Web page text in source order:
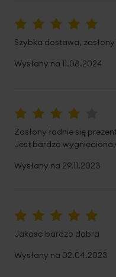
Szybka dostawa,
Wysłany na 11.08.2024
Zasłony ładnie się
Jest bardzo
Wysłany na 29.11.2023
Jakosc bardzo dobra
Wysłany na 02.04.2023